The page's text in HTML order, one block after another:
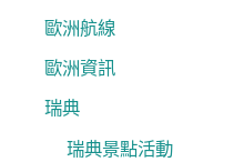
歐洲航線
歐洲資訊
瑞典
瑞典景點活動